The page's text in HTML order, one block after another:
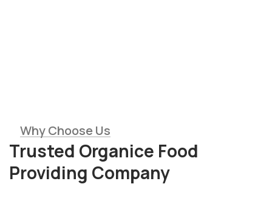
Why Choose Us
Trusted Organice Food
Providing Company